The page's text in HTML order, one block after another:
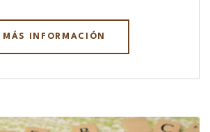
MÁS INFORMACIÓN